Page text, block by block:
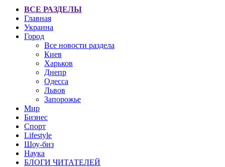
ВСЕ РАЗДЕЛЫ
Главная
Украина
Город
Все новости раздела
Киев
Харьков
Днепр
Одесса
Львов
Запорожье
Мир
Бизнес
Спорт
Lifestyle
Шоу-биз
Наука
БЛОГИ ЧИТАТЕЛЕЙ